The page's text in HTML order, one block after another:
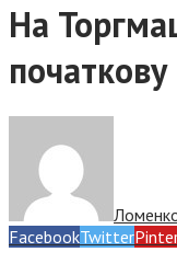
На
FacebookTwitter